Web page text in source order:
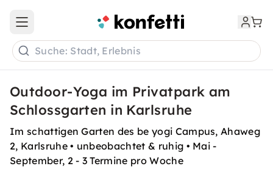
Open main menu
Suche: Stadt, Erlebnis
Outdoor-Yoga im Privatpark am
Schlossgarten in Karlsruhe
Im schattigen Garten des be yogi Campus, Ahaweg
2, Karlsruhe • unbeobachtet & ruhig • Mai -
September, 2 - 3 Termine pro Woche